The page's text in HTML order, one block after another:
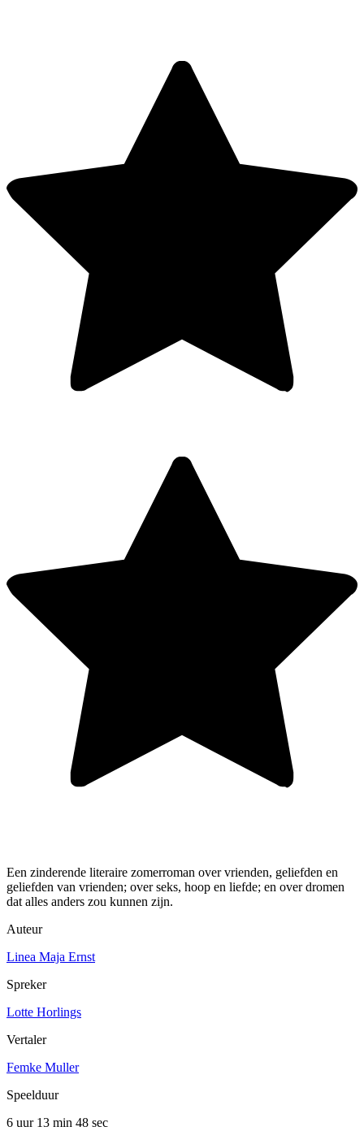
Een zinderende literaire zomerroman over vrienden, geliefden en
geliefden van vrienden; over seks, hoop en liefde; en over dromen
dat alles anders zou kunnen zijn.
Auteur
Linea Maja Ernst
Spreker
Lotte Horlings
Vertaler
Femke Muller
Speelduur
6 uur 13 min 48 sec